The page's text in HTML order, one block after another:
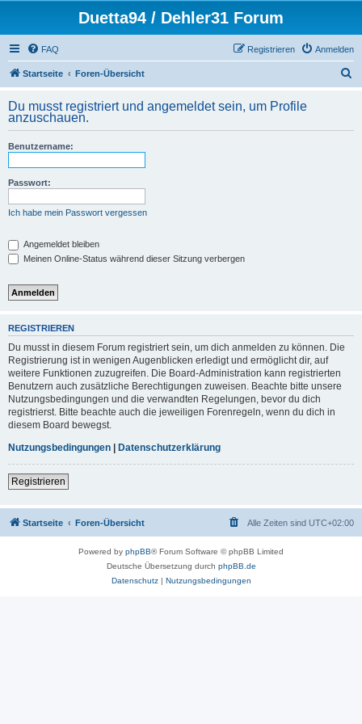
Duetta94 / Dehler31 Forum
FAQ Anmelden
Registrieren
Startseite Foren-Übersicht
h
Du musst registriert und angemeldet sein, um Profile
anzuschauen.
Benutzername:
Passwort:
Ich habe mein Passwort vergessen
Angemeldet bleiben
Meinen Online-Status während dieser Sitzung verbergen
REGISTRIEREN
Du musst in diesem Forum registriert sein, um dich anmelden zu können. Die
Registrierung ist in wenigen Augenblicken erledigt und ermöglicht dir, auf
weitere Funktionen zuzugreifen. Die Board-Administration kann registrierten
Benutzern auch zusätzliche Berechtigungen zuweisen. Beachte bitte unsere
Nutzungsbedingungen und die verwandten Regelungen, bevor du dich
registrierst. Bitte beachte auch die jeweiligen Forenregeln, wenn du dich in
diesem Board bewegst.
Nutzungsbedingungen | Datenschutzerklärung
Registrieren
Startseite Foren-Übersicht Alle Zeiten sind UTC+02:00
Powered by phpBB® Forum Software © phpBB Limited
Deutsche Übersetzung durch phpBB.de
Datenschutz| Nutzungsbedingungen